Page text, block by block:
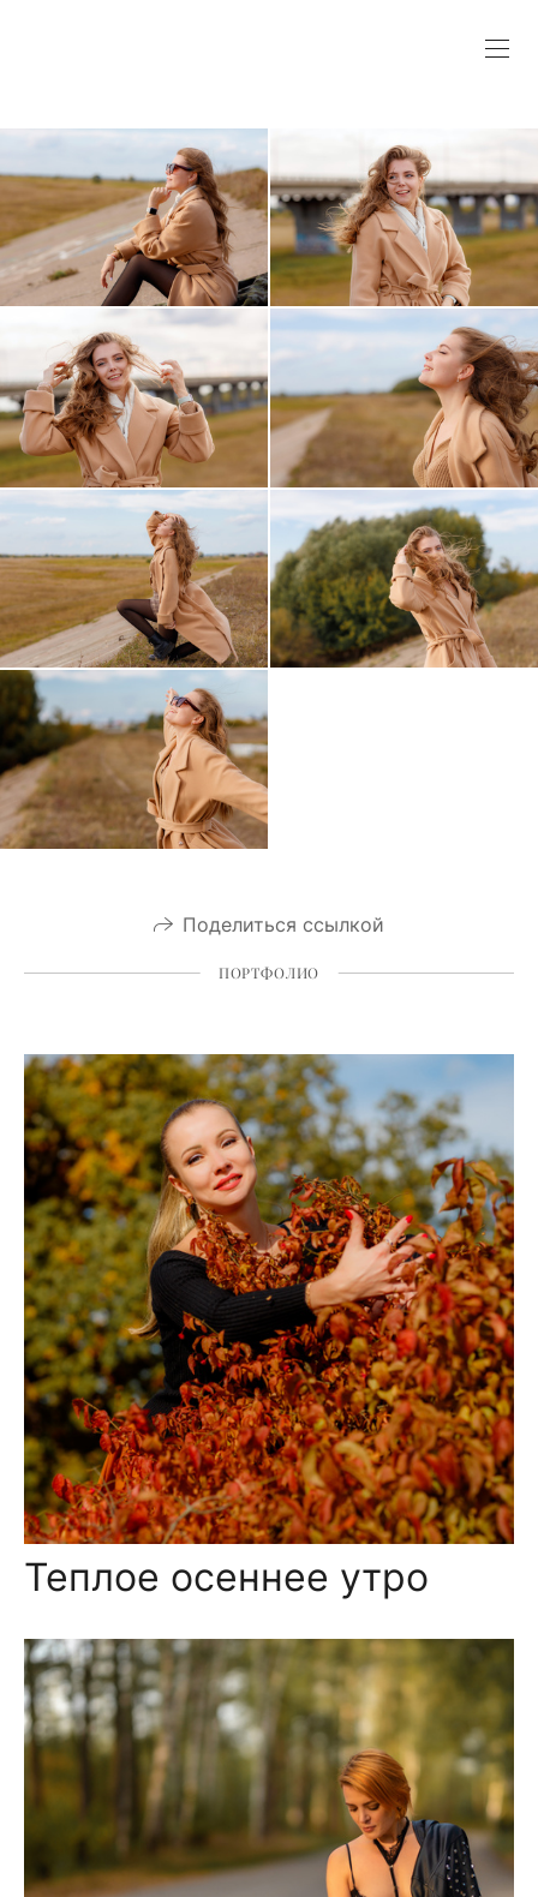
Поделиться ссылкой
ПОРТФОЛИО
Теплое осеннее утро